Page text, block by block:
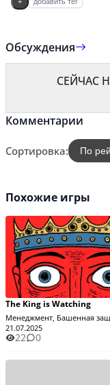
Обсуждения
СЕЙЧАС
Комментарии
Сортировка: По
Похожие игры
The King is Watching
Менеджмент, Башенная
21.07.2025
22 0